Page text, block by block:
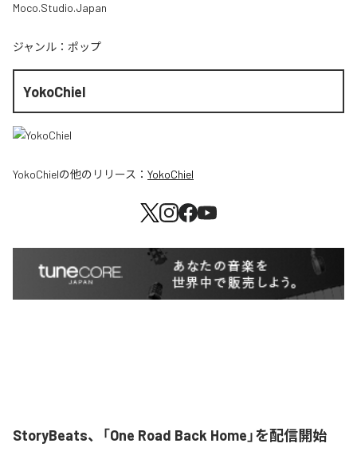
Moco.Studio.Japan
ジャンル： ポップ
YokoChiel
YokoChielの他のリリース： YokoChiel
StoryBeats、「One Road Back Home」を配信開始